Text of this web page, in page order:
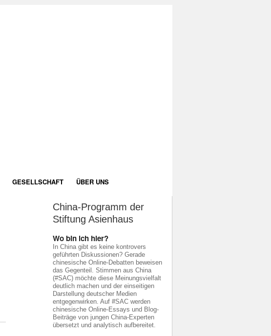
GESELLSCHAFT ÜBER UNS
China-Programm der
Stiftung Asienhaus
Wo bin ich hier?
In China gibt es keine kontrovers
geführten Diskussionen? Gerade
chinesische Online-Debatten beweisen
das Gegenteil. Stimmen aus China
(#SAC) möchte diese Meinungsvielfalt
deutlich machen und der einseitigen
Darstellung deutscher Medien
entgegenwirken. Auf #SAC werden
chinesische Online-Essays und Blog-
Beiträge von jungen China-Experten
übersetzt und analytisch aufbereitet.